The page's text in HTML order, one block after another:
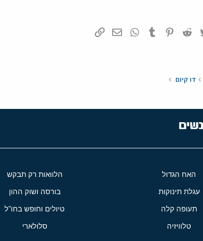
Twitter
Reddit
Pinterest
Tumblr
WhatsAppדואר אלקטרוני
דו קיום
האח הגדול הלוואות רק תבקש
עגלת תינוקות בורסה ושוק ההון
תעופה קלה טיולים וחופש בחו"ל
טלוויזיה סלולארי